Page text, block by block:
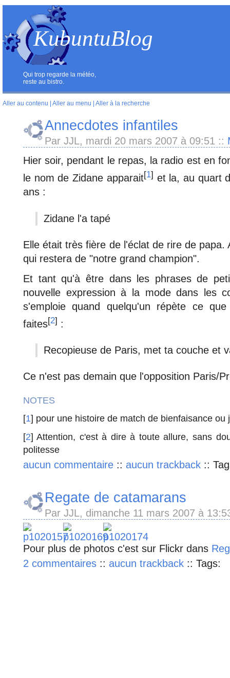
KubuntuBlog
Qui trop regarde la météo,
reste au bistro.
Aller au contenu Aller au menu Aller à la recherche
Annecdotes infantiles
Par JJL, mardi 20 mars 2007 à 09:51 ::
Hier soir, pendant le repas, la radio est en
le nom de Zidane apparait[1] et la, au quart
ans :
Zidane l'a tapé
Elle était très fière de l'éclat de rire de papa.
qui restera de "notre grand champion".
Et tant qu'à être dans les phrases de
nouvelle expression à la mode dans les
s'emploie quand quelqu'un répète ce
faites[2] :
Recopieuse de Paris, met ta couche et
Ce n'est pas demain que l'opposition Paris/
NOTES
[1] pour une histoire de match de bienfaisance ou
[2] Attention, c'est à dire à toute allure, sans
politesse
aucun commentaire :: aucun trackback ::
Regate de catamarans
Par JJL, dimanche 11 mars 2007 à
Pour plus de photos c'est sur Flickr dans
2 commentaires :: aucun trackback :: Tags: